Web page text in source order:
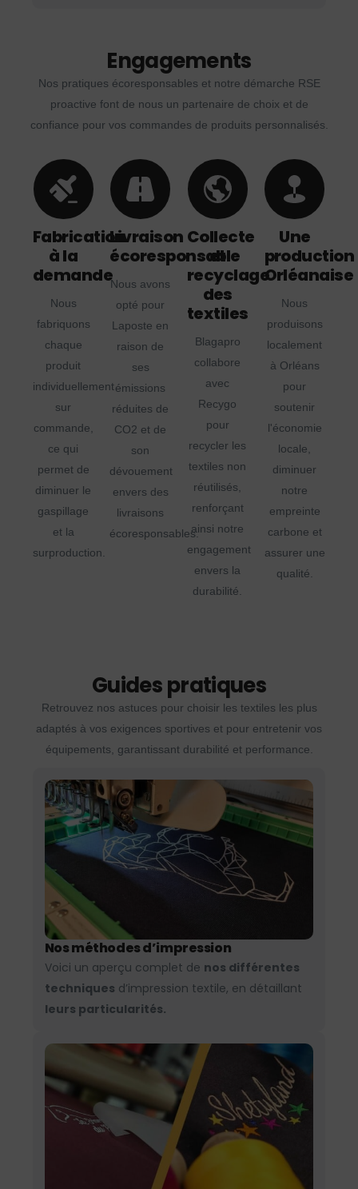
Engagements
Nos pratiques écoresponsables et notre démarche RSE
proactive font de nous un partenaire de choix et de
confiance pour vos commandes de produits personnalisés.
Fabrication
à la
demande
Nous
fabriquons
chaque
produit
individuellement
sur
commande,
ce qui
permet de
diminuer le
gaspillage
et la
surproduction.
Livraison
écoresponsable
Nous avons
opté pour
Laposte en
raison de
ses
émissions
réduites de
CO2 et de
son
dévouement
envers des
livraisons
écoresponsables.
Collecte
et
recyclage
des
textiles
Blagapro
collabore
avec
Recygo
pour
recycler les
textiles non
réutilisés,
renforçant
ainsi notre
engagement
envers la
durabilité.
Une
production
Orléanaise
Nous
produisons
localement
à Orléans
pour
soutenir
l'économie
locale,
diminuer
notre
empreinte
carbone et
assurer une
qualité.
Guides pratiques
Retrouvez nos astuces pour choisir les textiles les plus
adaptés à vos exigences sportives et pour entretenir vos
équipements, garantissant durabilité et performance.
Nos méthodes d’impression
Voici un aperçu complet de nos différentes
techniques d’impression textile, en détaillant
leurs particularités.